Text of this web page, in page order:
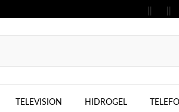
TELEVISION HIDROGEL